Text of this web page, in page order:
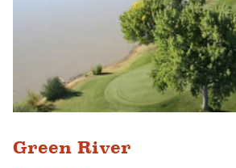
Green River